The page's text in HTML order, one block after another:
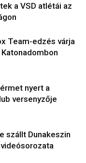
a VSD atlétái az
Team-edzés várja
nyert a
versenyzője
szállt Dunakeszin